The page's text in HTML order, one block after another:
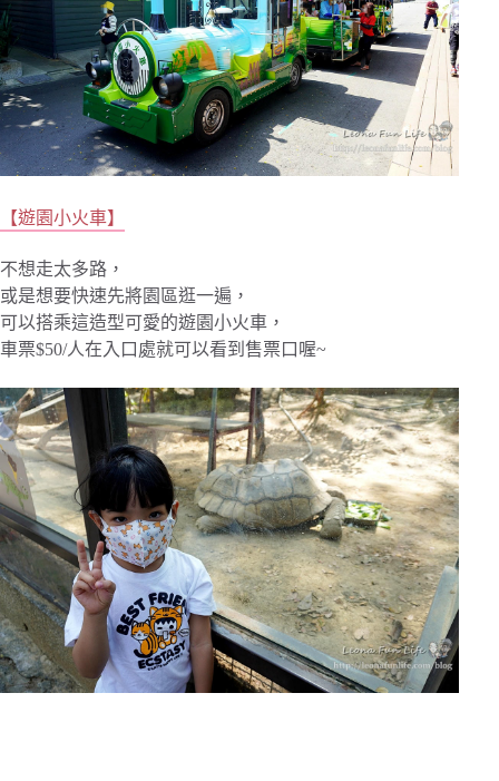
【遊園小火車】
不想走太多路，
或是想要快速先將園區逛一遍，
可以搭乘這造型可愛的遊園小火車，
車票$50/人在入口處就可以看到售票口喔~